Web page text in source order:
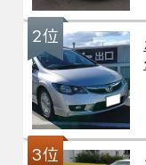
2位
3位